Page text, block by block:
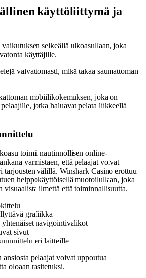
käyttöliittymä ja
selkeällä ulkoasullaan, joka
käyttäjille.
vaivattomasti, mikä takaa saumattoman
mobiilikokemuksen, joka on
jotka haluavat pelata liikkeellä
toimii nautinnollisen online-
varmistaen, että pelaajat voivat
tarjousten välillä. Winshark Casino erottuu
helppokäyttöisellä muotoilullaan, joka
visuaalista ilmettä että toiminnallisuutta.
grafiikka
yhtenäiset navigointivalikot
sivut
eri laitteille
pelaajat voivat uppoutua
oloaan rasitetuksi.